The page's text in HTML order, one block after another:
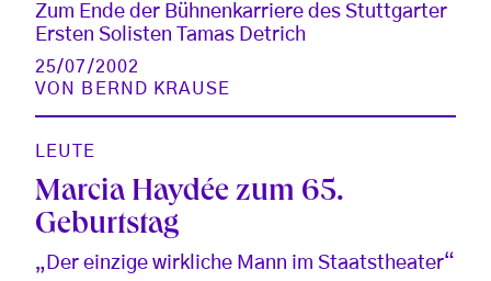
Zum Ende der Bühnenkarriere des Stuttgarter
Ersten Solisten Tamas Detrich
25/07/2002
VON
BERND KRAUSE
LEUTE
Marcia Haydée zum 65.
Geburtstag
„Der einzige wirkliche Mann im Staatstheater“